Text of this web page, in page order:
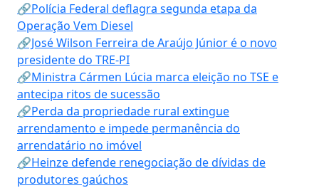
🔗Polícia Federal deflagra segunda etapa da
Operação Vem Diesel
🔗José Wilson Ferreira de Araújo Júnior é o novo
presidente do TRE-PI
🔗Ministra Cármen Lúcia marca eleição no TSE e
antecipa ritos de sucessão
🔗Perda da propriedade rural extingue
arrendamento e impede permanência do
arrendatário no imóvel
🔗Heinze defende renegociação de dívidas de
produtores gaúchos